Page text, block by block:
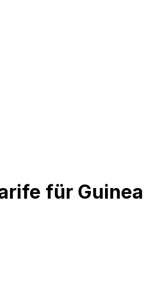
für Guinea